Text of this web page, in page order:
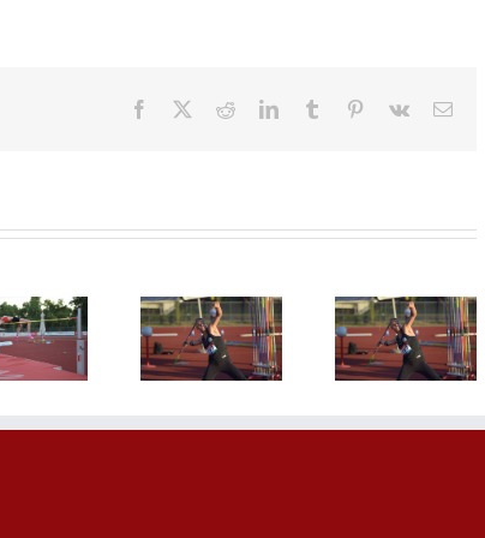
Facebook RedditLinkedInTumblr Pinterest
Vk Email
Srbija sa 13
atletičara
kreće u
borbu za
Zvezde
atletike
zasijale u
Kraljevu:
Ivana preko
14, Adriana
Mina do
Želim još
jednu
medalju –
Ivana